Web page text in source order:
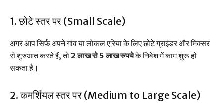
1. छोटे स्तर पर (Small Scale)
अगर आप सिर्फ अपने गांव या लोकल एरिया के लिए छोटे ग्राइंडर और मिक्सर
से शुरुआत करते हैं, तो2 लाख से 5 लाख रुपयेके निवेश में काम शुरू हो
सकता है।
2. कमर्शियल स्तर पर (Medium to Large Scale)